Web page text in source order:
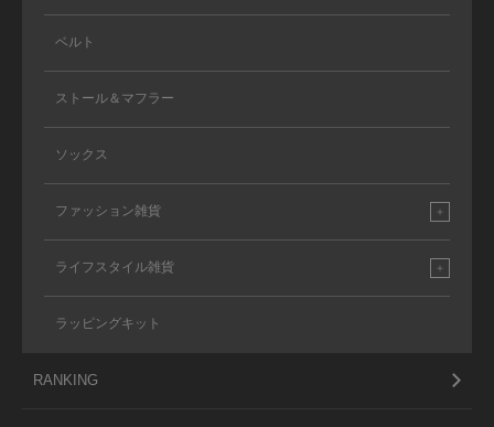
ベルト
ストール＆マフラー
ソックス
ファッション雑貨
ライフスタイル雑貨
ラッピングキット
RANKING